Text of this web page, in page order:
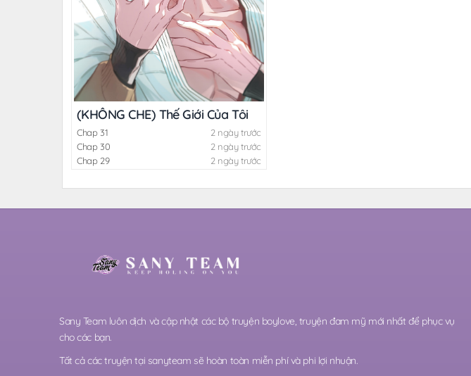
(KHÔNG CHE) Thế Giới Của Tôi
Chap 31
2 ngày trước
Chap 30
2 ngày trước
Chap 29
2 ngày trước
Sany Team luôn dịch và cập nhật các bộ truyện boylove, truyện đam mỹ mới nhất để phục vụ
cho các bạn.
Tất cả các truyện tại sanyteam sẽ hoàn toàn miễn phí và phi lợi nhuận.